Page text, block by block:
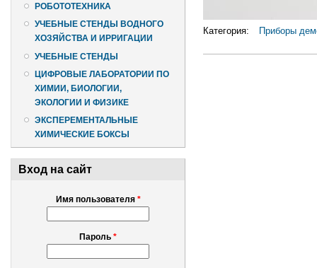
РОБОТОТЕХНИКА
УЧЕБНЫЕ СТЕНДЫ ВОДНОГО
ХОЗЯЙСТВА И ИРРИГАЦИИ
УЧЕБНЫЕ СТЕНДЫ
ЦИФРОВЫЕ ЛАБОРАТОРИИ ПО
ХИМИИ, БИОЛОГИИ,
ЭКОЛОГИИ И ФИЗИКЕ
ЭКСПЕРЕМЕНТАЛЬНЫЕ
ХИМИЧЕСКИЕ БОКСЫ
Вход на сайт
Имя пользователя *
Пароль *
Категория: Приборы